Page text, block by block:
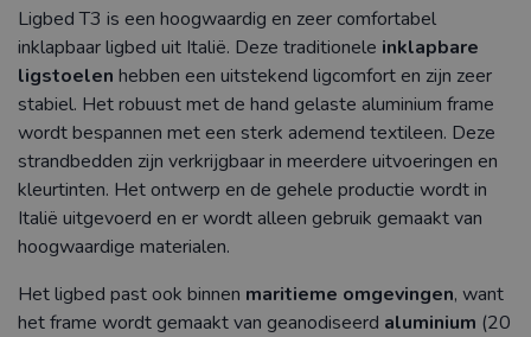
Ligbed T3 is een hoogwaardig en zeer comfortabel
inklapbaar ligbed uit Italië. Deze traditionele inklapbare
ligstoelen hebben een uitstekend ligcomfort en zijn zeer
stabiel. Het robuust met de hand gelaste aluminium frame
wordt bespannen met een sterk ademend textileen. Deze
strandbedden zijn verkrijgbaar in meerdere uitvoeringen en
kleurtinten. Het ontwerp en de gehele productie wordt in
Italië uitgevoerd en er wordt alleen gebruik gemaakt van
hoogwaardige materialen.
Het ligbed past ook binnen maritieme omgevingen, want
het frame wordt gemaakt van geanodiseerd aluminium (20